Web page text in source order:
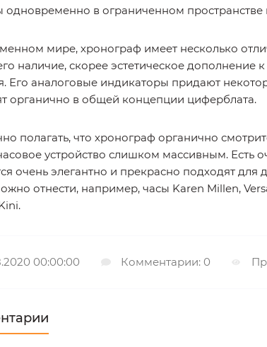
одновременно в ограниченном пространстве
мире, хронограф имеет несколько
наличие, скорее эстетическое
Его аналоговые индикаторы придают
органично в общей концепции циферблата.
полагать, что хронограф органично
устройство слишком массивным. Есть
очень элегантно и прекрасно подходят для
отнести, например, часы Karen Millen,
00:00:00 Комментарии: 0